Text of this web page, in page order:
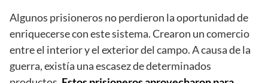
Algunos prisioneros no perdieron la oportunidad de
enriquecerse con este sistema. Crearon un comercio
entre el interior y el exterior del campo. A causa de la
guerra, existía una escasez de determinados